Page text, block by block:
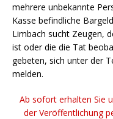
mehrere unbekannte
Kasse befindliche
Limbach sucht Zeugen,
ist oder die die Tat
gebeten, sich unter der
melden.
Ab sofort erhalten Sie
der Veröffentlichung